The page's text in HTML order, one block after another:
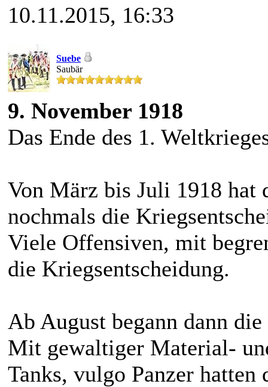
10.11.2015, 16:33
Suebe
Saubär
9. November 1918
Das Ende des 1.
Von März bis Juli 1918 hat
nochmals die
Viele Offensiven, mit
die Kriegsentscheidung.
Ab August begann dann
Mit gewaltiger Material-
Tanks, vulgo Panzer